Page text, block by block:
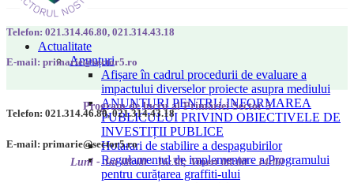
Actualitate
Anunțuri
Afișare în cadrul procedurii de evaluare a
impactului diverselor proiecte asupra mediului
ANUNȚURI PENTRU INFORMAREA
PUBLICULUI PRIVIND OBIECTIVELE DE
INVESTIȚII PUBLICE
Hotarari de stabilire a despagubirilor
Regulamentul de implementare a Programului
pentru curățarea graffiti-ului
Telefon: 021.314.46.80, 021.314.43.18
E-mail: primarie@sector5.ro
Program de lucru al Primăriei Sector 5
Luni - Joi 08:00 - 16:30; Vineri 08:00 - 14:00
Telefon: 021.314.46.80, 021.314.43.18
E-mail: primarie@sector5.ro